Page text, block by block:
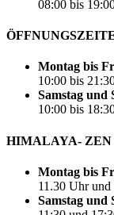
08:00 bis
Montag bis
10:00 bis
Samstag und
10:00 bis
HIMALAYA- ZEN
Montag bis
11.30 Uhr
Samstag und